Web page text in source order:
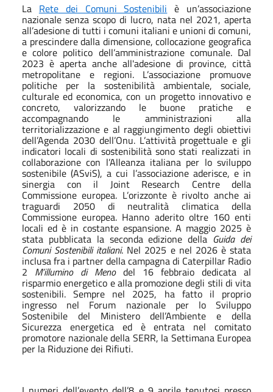
La Rete dei Comuni Sostenibili è un’associazione
nazionale senza scopo di lucro, nata nel 2021, aperta
all’adesione di tutti i comuni italiani e unioni di comuni,
a prescindere dalla dimensione, collocazione geografica
e colore politico dell’amministrazione comunale. Dal
2023 è aperta anche all'adesione di province, città
metropolitane e regioni. L’associazione promuove
politiche per la sostenibilità ambientale, sociale,
culturale ed economica, con un progetto innovativo e
concreto, valorizzando le buone pratiche e
accompagnando le amministrazioni alla
territorializzazione e al raggiungimento degli obiettivi
dell’Agenda 2030 dell’Onu. L’attività progettuale e gli
indicatori locali di sostenibilità sono stati realizzati in
collaborazione con l’Alleanza italiana per lo sviluppo
sostenibile (ASviS), a cui l’associazione aderisce, e in
sinergia con il Joint Research Centre della
Commissione europea. L’orizzonte è rivolto anche ai
traguardi 2050 di neutralità climatica della
Commissione europea. Hanno aderito oltre 160 enti
locali ed è in costante espansione. A maggio 2025 è
stata pubblicata la seconda edizione della Guida dei
Comuni Sostenibili italiani. Nel 2025 e nel 2026 è stata
inclusa fra i partner della campagna di Caterpillar Radio
2 M’illumino di Menodel 16 febbraio dedicata al
risparmio energetico e alla promozione degli stili di vita
sostenibili. Sempre nel 2025, ha fatto il proprio
ingresso nel Forum nazionale per lo Sviluppo
Sostenibile del Ministero dell’Ambiente e della
Sicurezza energetica ed è entrata nel comitato
promotore nazionale della SERR, la Settimana Europea
per la Riduzione dei Rifiuti.